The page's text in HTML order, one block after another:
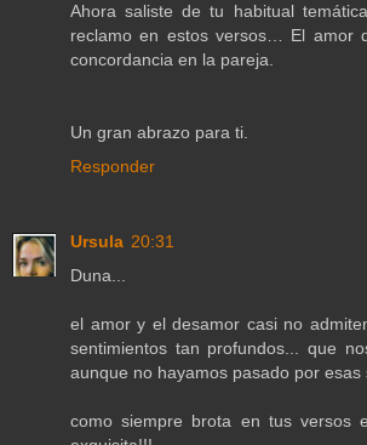
Ahora saliste de tu habitual
reclamo en estos versos… El amor
concordancia en la pareja.
Un gran abrazo para ti.
Responder
Ursula 20:31
Duna...
el amor y el desamor casi no
sentimientos tan profundos... que
aunque no hayamos pasado por esas
como siempre brota en tus versos